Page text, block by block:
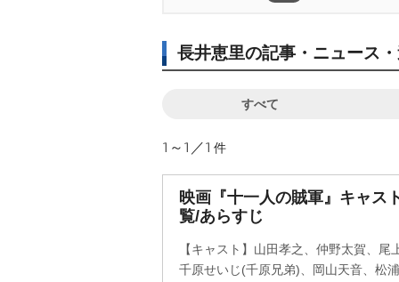
長井恵里の記事・ニュース
すべて
1～1／1 件
映画『十一人の賊軍』キャス
覧/あらすじ
【キャスト】山田孝之、仲野太賀、
千原せいじ(千原兄弟)、岡山天音、松